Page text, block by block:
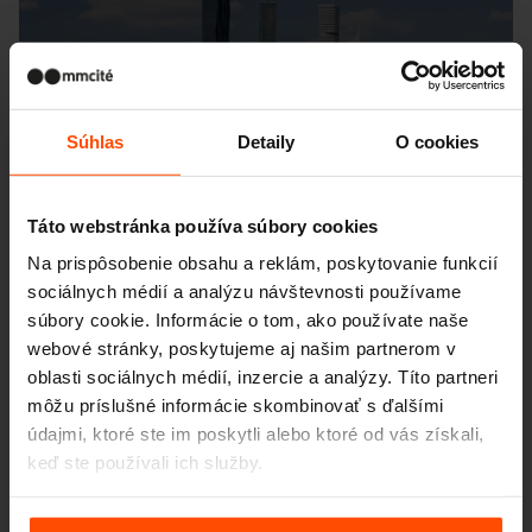
Súhlas Detaily O cookies
Táto webstránka používa súbory cookies
Na prispôsobenie obsahu a reklám, poskytovanie funkcií
sociálnych médií a analýzu návštevnosti používame
súbory cookie. Informácie o tom, ako používate naše
webové stránky, poskytujeme aj našim partnerom v
oblasti sociálnych médií, inzercie a analýzy. Títo partneri
môžu príslušné informácie skombinovať s ďalšími
údajmi, ktoré ste im poskytli alebo ktoré od vás získali,
keď ste používali ich služby.
Viac informácií nájdete na stránkeZásady zpracování